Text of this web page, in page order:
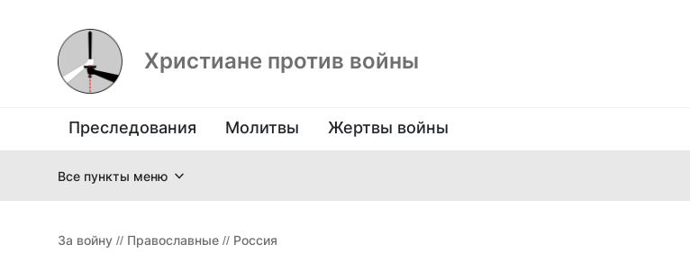
Христиане против войны
Преследования Молитвы Жертвы войны
Все пункты меню
За войну // Православные // Россия